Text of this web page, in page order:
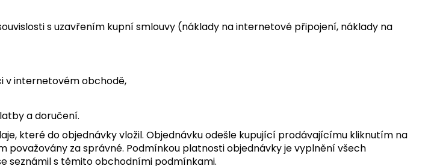
s uzavřením kupní smlouvy (náklady na internetové připojení, náklady na
v internetovém obchodě,
a doručení.
které do objednávky vložil. Objednávku odešle kupující prodávajícímu kliknutím na
považovány za správné. Podmínkou platnosti objednávky je vyplnění všech
seznámil s těmito obchodními podmínkami.